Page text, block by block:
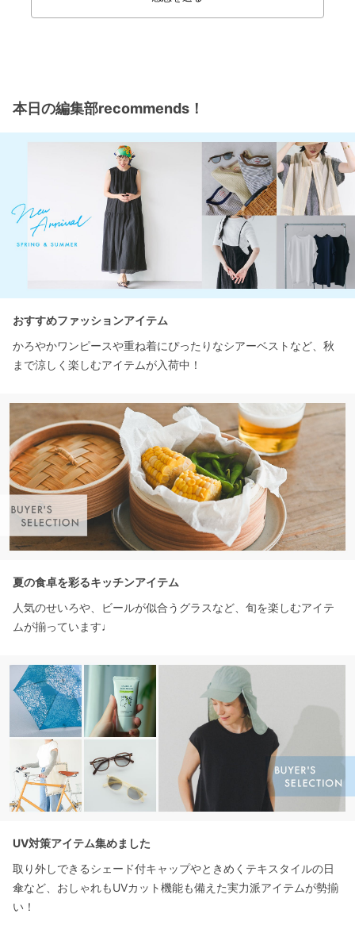
本日の編集部recommends！
おすすめファッションアイテム
かろやかワンピースや重ね着にぴったりなシアーベストなど、秋
まで涼しく楽しむアイテムが入荷中！
夏の食卓を彩るキッチンアイテム
人気のせいろや、ビールが似合うグラスなど、旬を楽しむアイテ
ムが揃っています♩
UV対策アイテム集めました
取り外しできるシェード付キャップやときめくテキスタイルの日
傘など、おしゃれもUVカット機能も備えた実力派アイテムが勢揃
い！